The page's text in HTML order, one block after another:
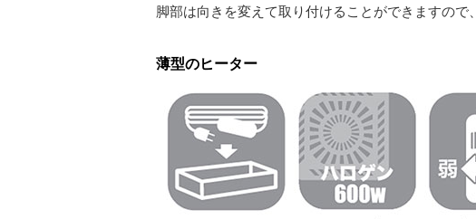
脚部は向きを変えて取り付けることができますので
薄型のヒーター